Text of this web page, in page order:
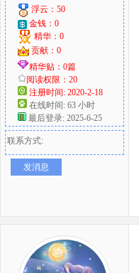
浮云：50
金钱：0
精华：0
贡献：0
精华贴：0篇
阅读权限：20
注册时间: 2020-2-18
在线时间: 63 小时
最后登录: 2025-6-25
联系方式:
发消息